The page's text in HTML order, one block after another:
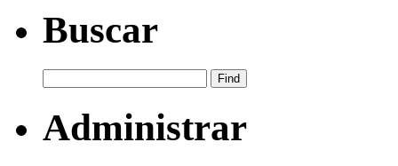
Buscar
Administrar